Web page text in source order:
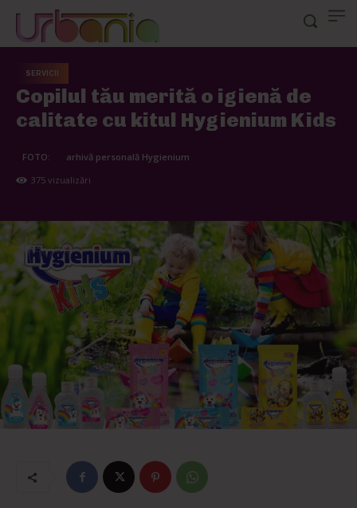
SERVICII
Copilul tău merită o igienă de
calitate cu kitul Hygienium Kids
FOTO:
arhivă personală Hygienium
375 vizualizări